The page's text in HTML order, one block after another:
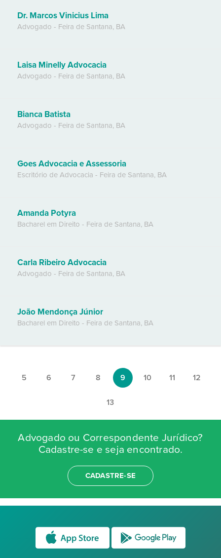
Dr. Marcos Vinicius Lima
Advogado - Feira de Santana, BA
Laisa Minelly Advocacia
Advogado - Feira de Santana, BA
Bianca Batista
Advogado - Feira de Santana, BA
Goes Advocacia e Assessoria
Escritório de Advocacia - Feira de Santana, BA
Amanda Potyra
Bacharel em Direito - Feira de Santana, BA
Carla Ribeiro Advocacia
Advogado - Feira de Santana, BA
João Mendonça Júnior
Bacharel em Direito - Feira de Santana, BA
5 6 7 8 9 10 11 12
13
Advogado ou Correspondente Jurídico?
Cadastre-se e seja encontrado.
CADASTRE-SE